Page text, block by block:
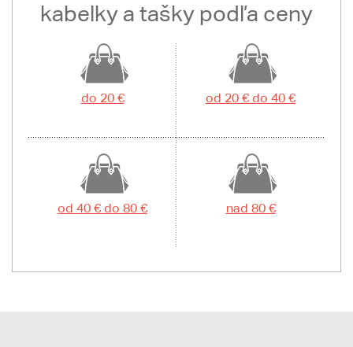
kabelky a tašky podľa ceny
do 20 € od 20 € do 40 €
od 40 € do 80 € nad 80 €